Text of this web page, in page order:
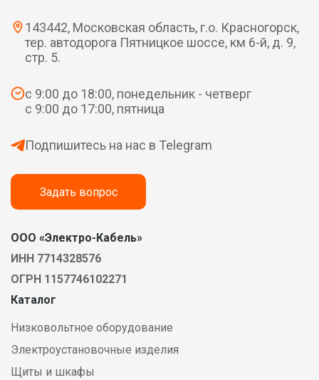
143442, Московская область, г.о. Красногорск,
тер. автодорога Пятницкое шоссе, км 6-й, д. 9,
стр. 5.
с 9:00 до 18:00, понедельник - четверг
с 9:00 до 17:00, пятница
Подпишитесь на нас в Telegram
Задать вопрос
ООО «Электро-Кабель»
ИНН 7714328576
ОГРН 1157746102271
Каталог
Низковольтное оборудование
Электроустановочные изделия
Щиты и шкафы